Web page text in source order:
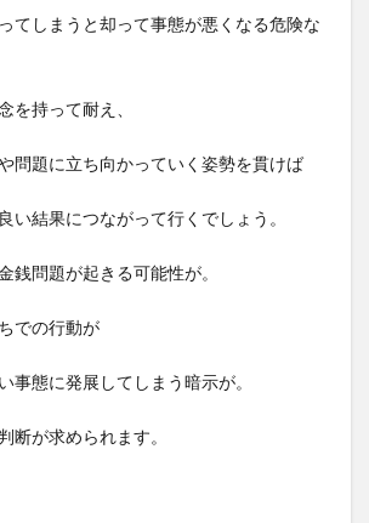
てしまうと却って事態が悪くなる危険な
を持って耐え、
問題に立ち向かっていく姿勢を貫けば
い結果につながって行くでしょう。
銭問題が起きる可能性が。
での行動が
事態に発展してしまう暗示が。
断が求められます。